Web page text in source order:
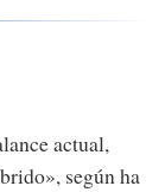
actual,
según ha